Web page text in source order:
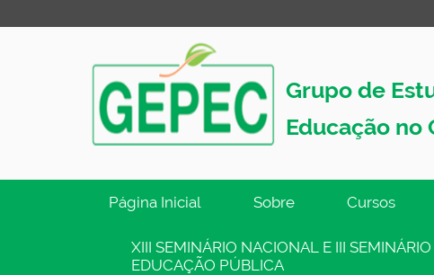
Grupo de
Educação no
Página Inicial Sobre Cursos
XIII SEMINÁRIO NACIONAL E III
EDUCAÇÃO PÚBLICA